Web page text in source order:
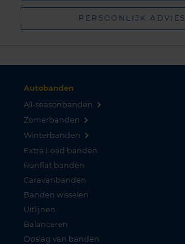
PERSOONLIJK ADVIES
Autobanden
All-seasonbanden
Zomerbanden
Winterbanden
Extra Load banden
Runflat banden
Caravanbanden
Banden wisselen
Uitlijnen
Balanceren
Opslag van banden